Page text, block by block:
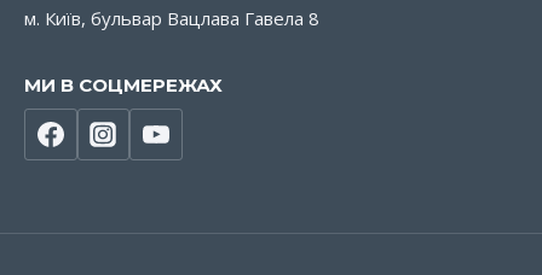
м. Київ, бульвар Вацлава Гавела 8
МИ В СОЦМЕРЕЖАХ